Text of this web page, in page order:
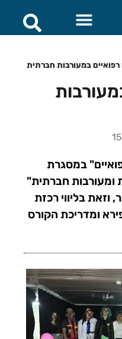
רפואיים במעורבות חברתית
במסגרת
חברתית"
וזאת בליווי רכזת
ומדריכת הקורס